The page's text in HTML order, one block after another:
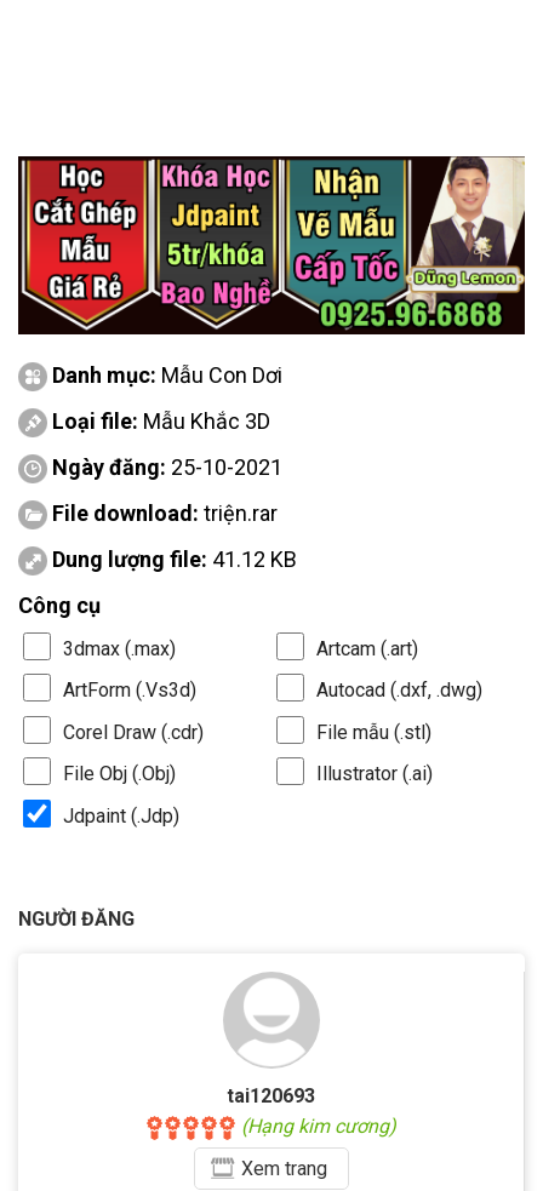
Danh mục: Mẫu Con Dơi
Loại file: Mẫu Khắc 3D
Ngày đăng: 25-10-2021
File download: triện.rar
Dung lượng file: 41.12 KB
Công cụ
3dmax (.max)
Artcam (.art)
ArtForm (.Vs3d)
Autocad (.dxf, .dwg)
Corel Draw (.cdr)
File mẫu (.stl)
File Obj (.Obj)
Illustrator (.ai)
Jdpaint (.Jdp)
NGƯỜI ĐĂNG
tai120693
(Hạng kim cương)
Xemtrang